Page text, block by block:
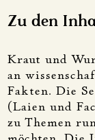
Zu den
Kraut und
an
Fakten. Die
(Laien und
zu Themen